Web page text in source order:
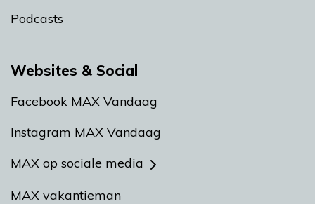
Podcasts
Websites & Social
Facebook MAX Vandaag
Instagram MAX Vandaag
MAX op sociale media
MAX vakantieman